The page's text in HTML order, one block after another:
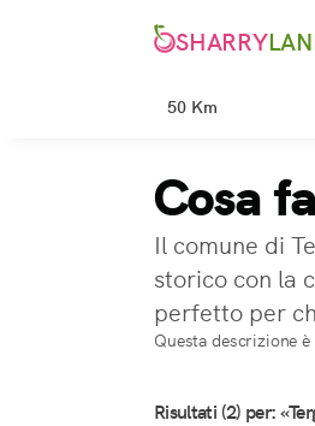
SHARRY
50 Km
Cosa
Il comune di
storico con la
perfetto per
Questa descrizione
Risultati (2) per: